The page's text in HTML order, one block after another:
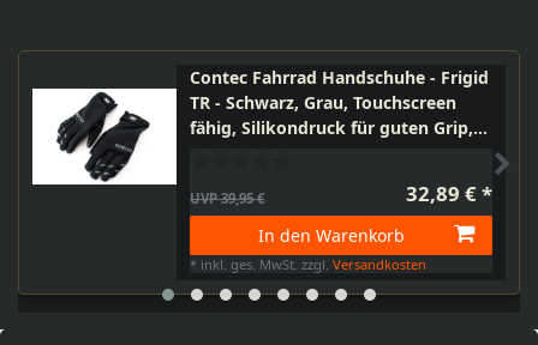
Contec Fahrrad Handschuhe - Frigid
TR - Schwarz, Grau, Touchscreen
fähig, Silikondruck für guten Grip,
XXL
UVP 39,95 € 32,89 € *
In den Warenkorb
* inkl. ges. MwSt. zzgl.Versandkosten